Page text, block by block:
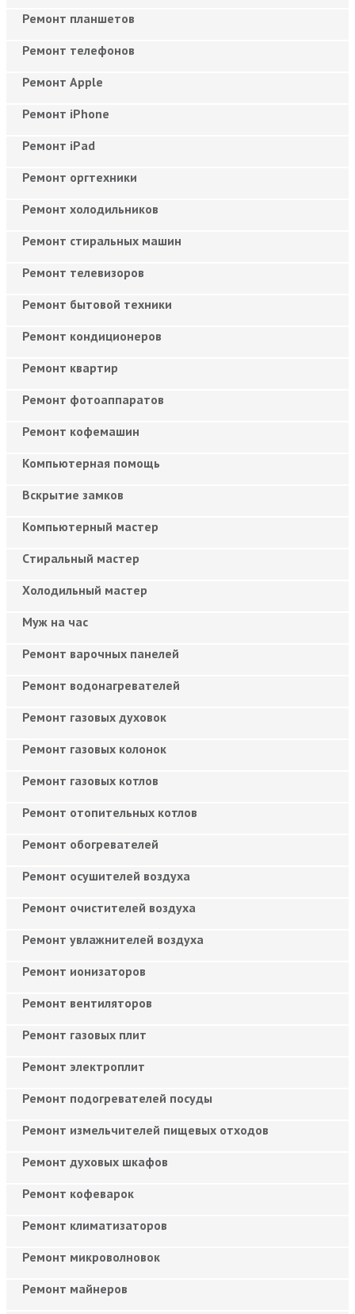
Ремонт планшетов
Ремонт телефонов
Ремонт Apple
Ремонт iPhone
Ремонт iPad
Ремонт оргтехники
Ремонт холодильников
Ремонт стиральных машин
Ремонт телевизоров
Ремонт бытовой техники
Ремонт кондиционеров
Ремонт квартир
Ремонт фотоаппаратов
Ремонт кофемашин
Компьютерная помощь
Вскрытие замков
Компьютерный мастер
Cтиральный мастер
Холодильный мастер
Муж на час
Ремонт варочных панелей
Ремонт водонагревателей
Ремонт газовых духовок
Ремонт газовых колонок
Ремонт газовых котлов
Ремонт отопительных котлов
Ремонт обогревателей
Ремонт осушителей воздуха
Ремонт очистителей воздуха
Ремонт увлажнителей воздуха
Ремонт ионизаторов
Ремонт вентиляторов
Ремонт газовых плит
Ремонт электроплит
Ремонт подогревателей посуды
Ремонт измельчителей пищевых отходов
Ремонт духовых шкафов
Ремонт кофеварок
Ремонт климатизаторов
Ремонт микроволновок
Ремонт майнеров